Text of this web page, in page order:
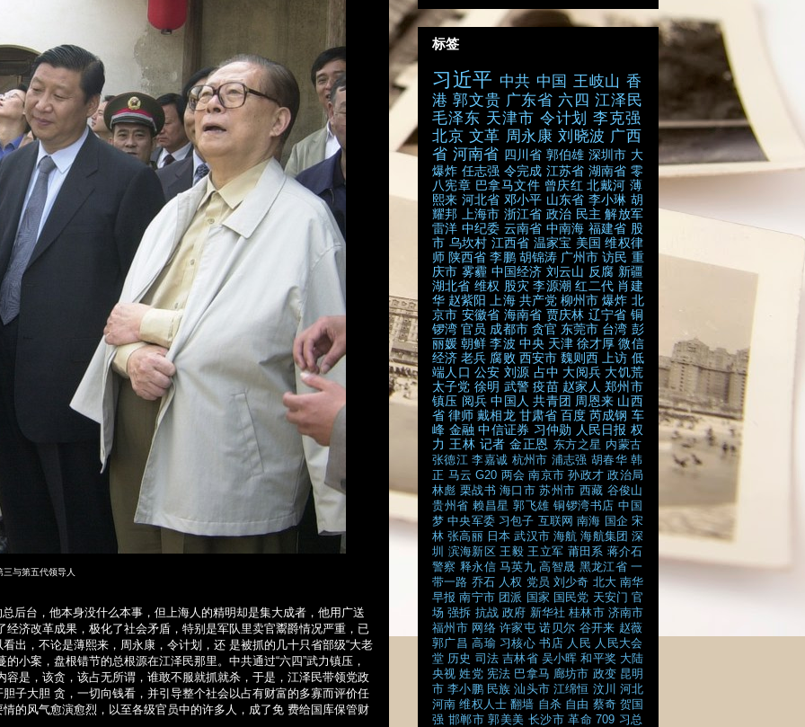
与第五代领导人
后台，他本身没什么本事，但上海人的精明却是集大成者，他用广送
济改革成果，极化了社会矛盾，特别是军队里卖官鬻爵情况严重，已
出，不论是薄熙来，周永康，令计划，还 是被抓的几十只省部级“大老
小案，盘根错节的总根源在江泽民那里。中共通过“六四”武力镇压，
是，该贪，该占无所谓，谁敢不服就抓就杀，于是，江泽民带领党政
子大胆 贪，一切向钱看，并引导整个社会以占有财富的多寡而评价任
的风气愈演愈烈，以至各级官员中的许多人，成了免 费给国库保管财
标签
习近平 中共 中国 王岐山 香
港 郭文贵 广东省 六四 江泽民
毛泽东 天津市 令计划 李克强
北京 文革 周永康 刘晓波 广西
省 河南省 四川省 郭伯雄 深圳市 大
爆炸 任志强 令完成 江苏省 湖南省 零
八宪章 巴拿马文件 曾庆红 北戴河 薄
熙来 河北省 邓小平 山东省 李小琳 胡
耀邦
上海市 浙江省 政治 民主 解放军
雷洋 中纪委 云南省 中南海 福建省 股
市 乌坎村 江西省 温家宝 美国 维权律
师 陕西省 李鹏 胡锦涛 广州市 访民 重
庆市 雾霾 中国经济 刘云山 反腐 新疆
湖北省 维权 股灾 李源潮 红二代 肖建
华 赵紫阳 上海 共产党 柳州市 爆炸 北
京市 安徽省 海南省 贾庆林 辽宁省 铜
锣湾 官员 成都市 贪官 东莞市 台湾 彭
丽媛 朝鲜 李波 中央 天津 徐才厚 微信
经济 老兵 腐败 西安市 魏则西 上访 低
端人口 公安 刘源 占中 大阅兵 大饥荒
太子党 徐明 武警 疫苗 赵家人 郑州市
镇压 阅兵 中国人 共青团 周恩来 山西
省 律师 戴相龙 甘肃省 百度 芮成钢 车
峰 金融 中信证券 习仲勋 人民日报 权
力 王林 记者 金正恩 东方之星 内蒙古
张德江 李嘉诚 杭州市 浦志强 胡春华 韩
正 马云 G20 两会 南京市 孙政才 政治局
林彪 栗战书 海口市 苏州市 西藏 谷俊山
贵州省 赖昌星 郭飞雄 铜锣湾书店 中国
梦 中央军委 习包子 互联网 南海 国企 宋
林 张高丽 日本 武汉市 海航 海航集团 深
圳
滨海新区 王毅 王立军 莆田系 蒋介石
警察 释永信 马英九 高智晟 黑龙江省 一
带一路 乔石 人权 党员 刘少奇 北大 南华
早报 南宁市 团派 国家 国民党 天安门 官
场 强拆 抗战 政府 新华社 桂林市 济南市
福州市 网络 许家屯 诺贝尔 谷开来 赵薇
郭广昌 高瑜 习核心 书店 人民 人民大会
堂 历史 司法 吉林省 吴小晖 和平奖 大陆
央视 姓党 宪法 巴拿马 廊坊市 政变 昆明
市 李小鹏 民族 汕头市 江绵恒 汶川
河北
河南 维权人士 翻墙 自杀 自由 蔡奇 贺国
强 邯郸市 郭美美 长沙市 革命 709 习总